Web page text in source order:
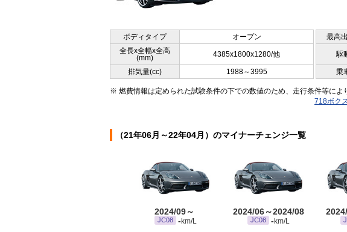
ボディタイプ オープン 最高
全長x全幅x全高
(mm)
4385x1800x1280/他 駆
排気量(cc) 1988～3995 乗
※ 燃費情報は定められた試験条件の下での数値のため、走行条件等によ
718ボク
（21年06月～22年04月）のマイナーチェンジ一覧
2024/09～
JC08 - km/L
2024/06～2024/08
JC08 - km/L